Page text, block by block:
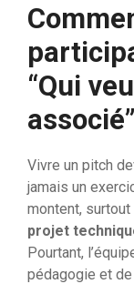
“Qui
Vivre un pitch
jamais un
montent, surtout
projet
Pourtant,
pédagogie et